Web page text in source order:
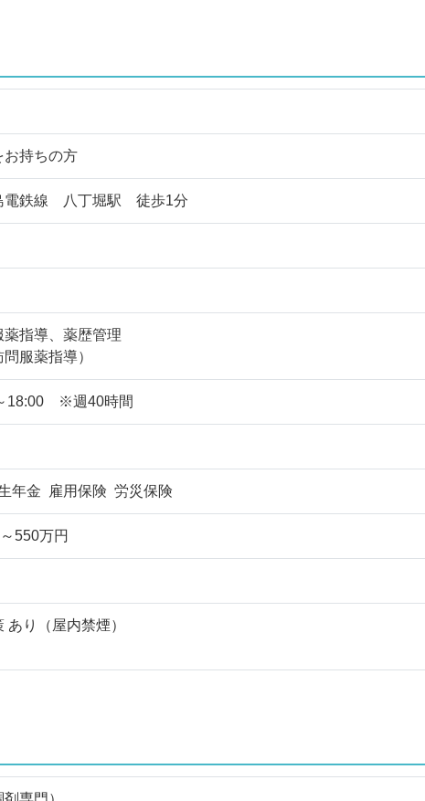
お持ちの方
電鉄線 八丁堀駅 徒歩1分
指導、薬歴管理
服薬指導）
18:00 ※週40時間
年金 雇用保険 労災保険
550万円
あり（屋内禁煙）